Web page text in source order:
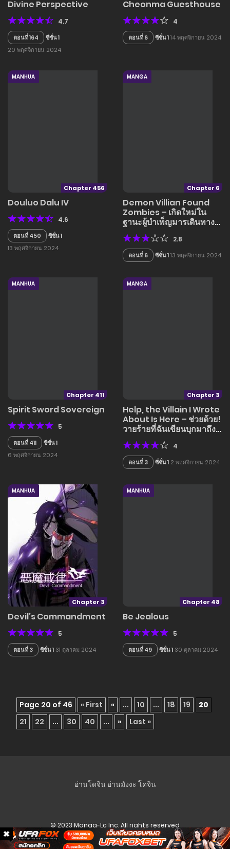
Divine Perspective
4.7
ตอนที่ 164
ซีซั่น 1
20 พฤศจิกายน 2024
Cheonma Guesthouse
4
ตอนที่ 6 ซีซั่น 114 พฤศจิกายน 2024
Chapter 456
MANHUA
Douluo Dalu IV
4.6
ตอนที่ 450
ซีซั่น 1
13 พฤศจิกายน 2024
Chapter 6
MANGA
Demon Villian Found
Zombies – เกิดใหม่ใน
ฐานะผู้บำเพ็ญมารเดินทางสู่
ดาวเคราะห์โลกาวินาศ
2.8
ตอนที่ 6 ซีซั่น 113 พฤศจิกายน 2024
Chapter 411
MANHUA
Spirit Sword Sovereign
5
ตอนที่ 411
ซีซั่น 1
6 พฤศจิกายน 2024
Chapter 3
MANGA
Help, the Villain I Wrote
About Is Here – ช่วยด้วย!
วายร้ายที่ฉันเขียนบุกมาถึงที่
แล้ว
4
ตอนที่ 3 ซี่ซั่น 1 2 พฤศจิกายน 2024
Chapter 3
MANHUA
Devil’s Commandment
5
ตอนที่ 3 ซีซั่น 1 31 ตุลาคม 2024
Chapter 48
MANHUA
Be Jealous
5
ตอนที่ 49 ซีซั่น 1 30 ตุลาคม 2024
Page 20 of 46 « First « ... 10 ... 18 19
20
21
22 ... 30 40 ... » Last »
อ่านโดจิน อ่านมังงะ โดจิน
© 2023 Manga-Lc Inc. All rights reserved